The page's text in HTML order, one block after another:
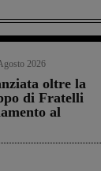
2026
oltre la
di Fratelli
al